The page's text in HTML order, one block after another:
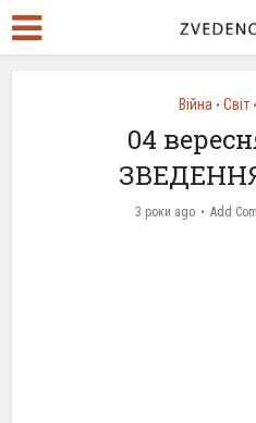
Війна • Світ •
04
3 роки ago Add